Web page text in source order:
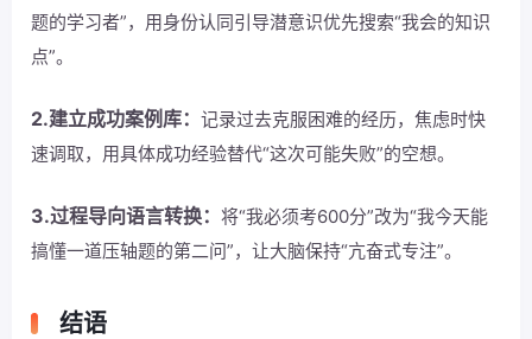
题的学习者”，用身份认同引导潜意识优先搜索“我会的知识
点”。
2.建立成功案例库： 记录过去克服困难的经历，焦虑时快
速调取，用具体成功经验替代“这次可能失败”的空想。
3.过程导向语言转换： 将“我必须考600分”改为“我今天能
搞懂一道压轴题的第二问”，让大脑保持“亢奋式专注”。
结语